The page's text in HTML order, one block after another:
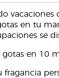
vacaciones
en tu
se
en 10